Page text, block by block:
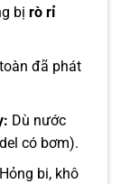
bị rò rỉ
đã phát
Dù nước
có bơm).
Hỏng bi, khô